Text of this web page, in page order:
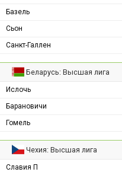
Базель
Сьон
Санкт-Галлен
Беларусь: Высшая лига
Ислочь
Барановичи
Гомель
Чехия: Высшая лига
Славия П